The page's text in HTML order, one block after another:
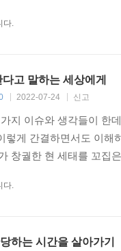
하면 우리가 누리고 있
“어쩌면 절망의 시대
든 시대에는 저마다의
넘어 처음으로 법학이
공부해야 했던 건 차
상이 시작됐다. 설상
해 하루도 빠짐없이 글
십 번씩 지적받고 그래
다.
고 말하는 세상에게
2022-07-24 신고
지 이슈와 생각들이 한
렇게 간결하면서도 이
창궐한 현 세태를 꼬집
다.
하는 시간을 살아가기